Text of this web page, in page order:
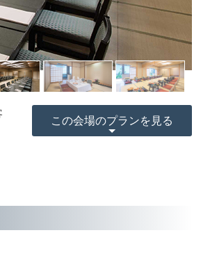
この会場のプランを見る